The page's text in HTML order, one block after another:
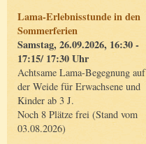
Lama-Erlebnisstunde in den
Sommerferien
Samstag, 26.09.2026, 16:30 -
17:15/ 17:30 Uhr
Achtsame Lama-Begegnung auf
der Weide für Erwachsene und
Kinder ab 3 J.
Noch 8 Plätze frei (Stand vom
03.08.2026)